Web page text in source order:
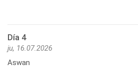
Día 4
ju, 16.07.2026
Aswan